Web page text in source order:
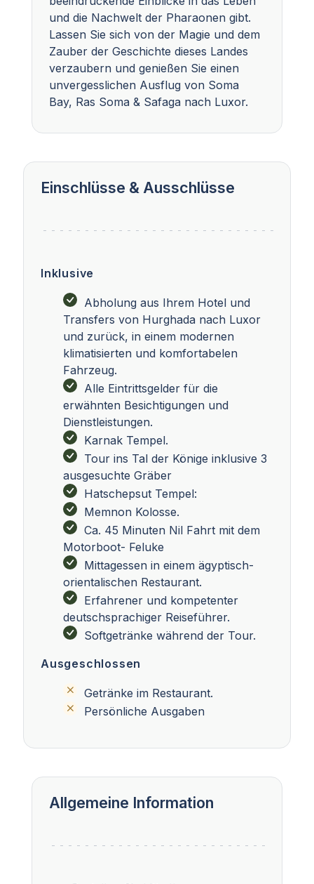
und die Nachwelt der Pharaonen gibt.
Lassen Sie sich von der Magie und dem
Zauber der Geschichte dieses Landes
verzaubern und genießen Sie einen
unvergesslichen Ausflug von Soma
Bay, Ras Soma & Safaga nach Luxor.
Einschlüsse & Ausschlüsse
Inklusive
Abholung aus Ihrem Hotel und
Transfers von Hurghada nach Luxor
und zurück, in einem modernen
klimatisierten und komfortabelen
Fahrzeug.
Alle Eintrittsgelder für die
erwähnten Besichtigungen und
Dienstleistungen.
Karnak Tempel.
Tour ins Tal der Könige inklusive 3
ausgesuchte Gräber
Hatschepsut Tempel:
Memnon Kolosse.
Ca. 45 Minuten Nil Fahrt mit dem
Motorboot- Feluke
Mittagessen in einem ägyptisch-
orientalischen Restaurant.
Erfahrener und kompetenter
deutschsprachiger Reiseführer.
Softgetränke während der Tour.
Ausgeschlossen
Getränke im Restaurant.
Persönliche Ausgaben
Allgemeine Information